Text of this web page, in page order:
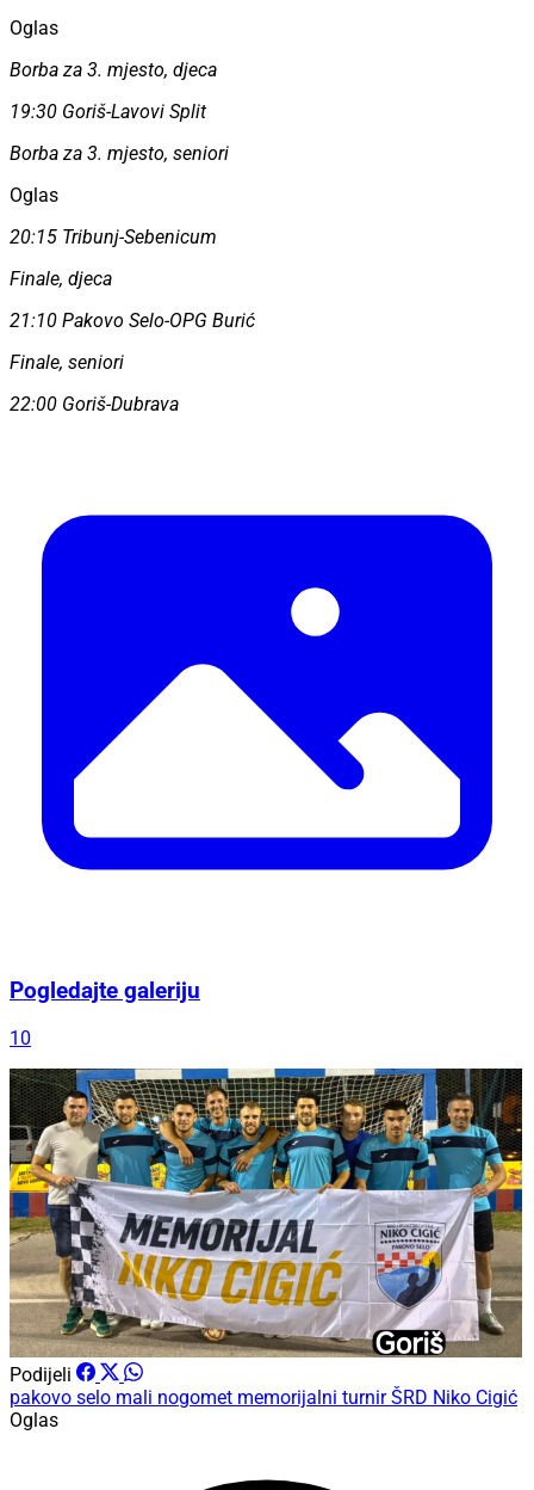
Oglas
Borba za 3. mjesto, djeca
19:30 Goriš-Lavovi Split
Borba za 3. mjesto, seniori
Oglas
20:15 Tribunj-Sebenicum
Finale, djeca
21:10 Pakovo Selo-OPG Burić
Finale, seniori
22:00 Goriš-Dubrava
Pogledajte galeriju
10
Podijeli
pakovo selo mali nogomet memorijalni turnirŠRD Niko Cigić
Oglas